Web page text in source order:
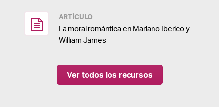
ARTÍCULO
La moral romántica en Mariano Iberico y
William James
Ver todos los recursos